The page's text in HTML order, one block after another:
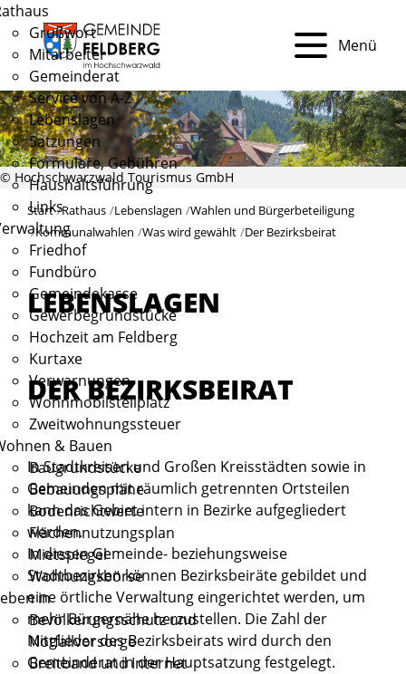
Grußwort
Mitarbeiter
Gemeinderat
Service von A-Z
Lebenslagen
Satzungen
Formulare, Gebühren
Haushaltsführung
Links
Friedhof
Fundbüro
Gemeindekasse
Gewerbegrundstücke
Hochzeit am Feldberg
Kurtaxe
Verwarnungen
Wohnmobilstellplatz
Zweitwohnungssteuer
& Bauen
Baugrundstücke
Bebauungspläne
Bodenrichtwerte
Flächennutzungsplan
Mietspiegel
Wohnungsbörse
in
Bevölkerungsschutz und
Notfallvorsorge
Breitband und Internet
Menü
© Hochschwarzwald Tourismus GmbH
Start Rathaus Lebenslagen Wahlen und Bürgerbeteiligung
Kommunalwahlen Was wird gewählt Der Bezirksbeirat
LEBENSLAGEN
DER BEZIRKSBEIRAT
In Stadtkreisen und Großen Kreisstädten sowie in
Gemeinden mit räumlich getrennten Ortsteilen
kann das Gebiet intern in Bezirke aufgegliedert
werden.
In diesen Gemeinde- beziehungsweise
Stadtbezirken können Bezirksbeiräte gebildet und
eine örtliche Verwaltung eingerichtet werden, um
mehr Bürgernähe herzustellen. Die Zahl der
Mitglieder des Bezirksbeirats wird durch den
Gemeinderat in der Hauptsatzung festgelegt.